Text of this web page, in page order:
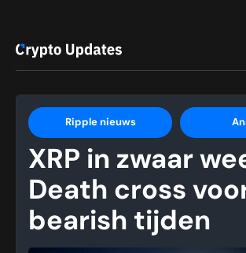
Ripple nieuws
XRP in zwaar
Death cross
bearish tijden